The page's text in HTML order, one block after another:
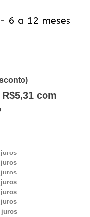
6 a 12 meses
com
juros
juros
juros
juros
juros
juros
juros